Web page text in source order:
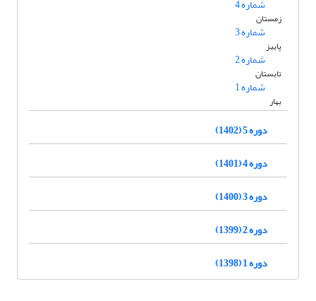
شماره 4
زمستان
شماره 3
پاییز
شماره 2
تابستان
شماره 1
بهار
دوره 5 (1402)
دوره 4 (1401)
دوره 3 (1400)
دوره 2 (1399)
دوره 1 (1398)